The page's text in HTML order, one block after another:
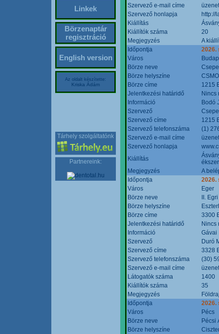
Linkek
Börzenaptár
regisztráció
English version
Az oldalt készítette:
Kriska Ádám
Tárhely szolgáltatónk
Partnereink:
Szervező e-mail címe
Szervező honlapja
http://
Kiállítás
Kiállítók száma
20
Megjegyzés
A
Időpontja
2026.
Város
Börze neve
Börze helyszíne
Börze címe
1215
Jelentkezési határidő
Nincs
Információ
Bodó
Szervező
Szervező címe
1215
Szervező telefonszáma
(1)
Szervező e-mail címe
Szervező honlapja
Kiállítás
Megjegyzés
A
Időpontja
2026.
Város
Eger
Börze neve
II.
Börze helyszíne
Börze címe
3300
Jelentkezési határidő
Nincs
Információ
Gávai
Szervező
Duró
Szervező címe
3328
Szervező telefonszáma
(30)
Szervező e-mail címe
Látogatók száma
1400
Kiállítók száma
35
Megjegyzés
Időpontja
2026.
Város
Pécs
Börze neve
Pécsi
Börze helyszíne